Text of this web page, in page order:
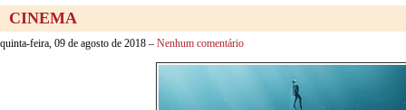
CINEMA
quinta-feira, 09 de agosto de 2018 – Nenhum comentário